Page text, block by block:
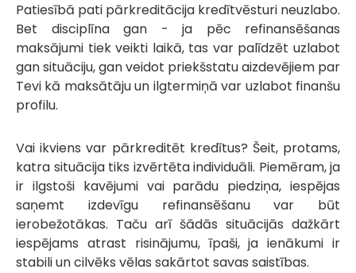
Patiesībā pati pārkreditācija kredītvēsturi neuzlabo.
Bet disciplīna gan - ja pēc refinansēšanas
maksājumi tiek veikti laikā, tas var palīdzēt uzlabot
gan situāciju, gan veidot priekšstatu aizdevējiem par
Tevi kā maksātāju un ilgtermiņā var uzlabot finanšu
profilu.
Vai ikviens var pārkreditēt kredītus? Šeit, protams,
katra situācija tiks izvērtēta individuāli. Piemēram, ja
ir ilgstoši kavējumi vai parādu piedziņa, iespējas
saņemt izdevīgu refinansēšanu var būt
ierobežotākas. Taču arī šādās situācijās dažkārt
iespējams atrast risinājumu, īpaši, ja ienākumi ir
stabili un cilvēks vēlas sakārtot savas saistības.